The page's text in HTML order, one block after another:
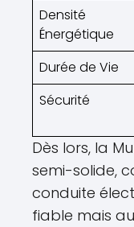
Densité
Énergétique
Durée de Vie
Sécurité
Dès lors, la
semi-solide,
conduite
fiable mais